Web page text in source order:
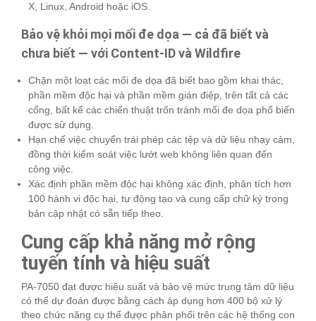
X, Linux, Android hoặc iOS.
Bảo vệ khỏi mọi mối đe dọa — cả đã biết và
chưa biết — với Content-ID và Wildfire
Chặn một loạt các mối đe dọa đã biết bao gồm khai thác,
phần mềm độc hại và phần mềm gián điệp, trên tất cả các
cổng, bất kể các chiến thuật trốn tránh mối đe dọa phổ biến
được sử dụng.
Hạn chế việc chuyển trái phép các tệp và dữ liệu nhạy cảm,
đồng thời kiểm soát việc lướt web không liên quan đến
công việc.
Xác định phần mềm độc hại không xác định, phân tích hơn
100 hành vi độc hại, tự động tạo và cung cấp chữ ký trong
bản cập nhật có sẵn tiếp theo.
Cung cấp khả năng mở rộng
tuyến tính và hiệu suất
PA-7050 đạt được hiệu suất và bảo vệ mức trung tâm dữ liệu
có thể dự đoán được bằng cách áp dụng hơn 400 bộ xử lý
theo chức năng cụ thể được phân phối trên các hệ thống con